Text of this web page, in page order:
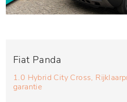
Fiat Panda
1.0 Hybrid City Cross,
garantie